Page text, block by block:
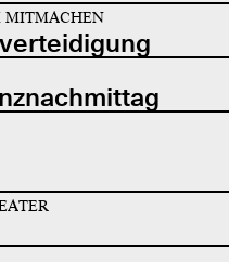
MITMACHEN